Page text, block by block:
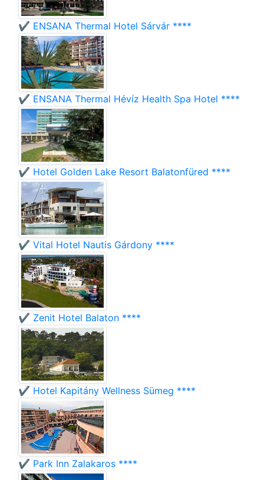
✔️ ENSANA Thermal Hotel Sárvár ****
✔️ ENSANA Thermal Hévíz Health Spa Hotel ****
✔️ Hotel Golden Lake Resort Balatonfüred ****
✔️ Vital Hotel Nautis Gárdony ****
✔️ Zenit Hotel Balaton ****
✔️ Hotel Kapitány Wellness Sümeg ****
✔️ Park Inn Zalakaros ****